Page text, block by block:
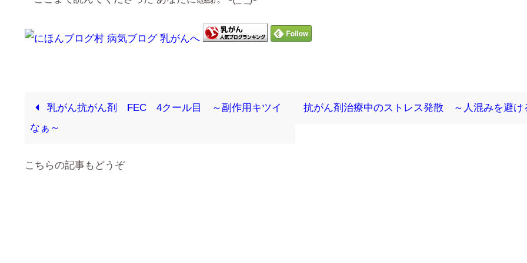
乳がん抗がん剤 FEC 4クール目 ～副作用キツイ
なぁ～
抗がん剤治療中のストレス発散 ～人混みを避
こちらの記事もどうぞ